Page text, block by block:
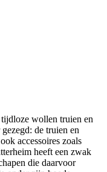
wollen truien en
de truien en
accessoires zoals
heeft een zwak
die daarvoor